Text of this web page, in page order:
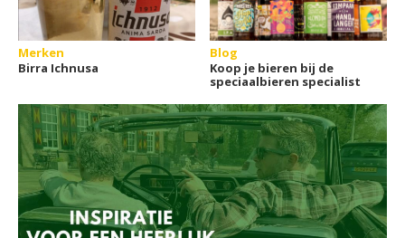
Merken
Birra Ichnusa
Blog
Koop je bieren bij de
speciaalbieren specialist